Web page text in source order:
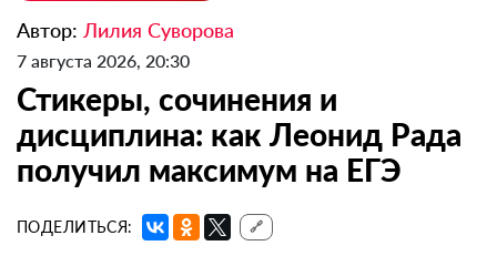
Автор: Лилия Суворова
7 августа 2026, 20:30
Стикеры, сочинения и
дисциплина: как Леонид Рада
получил максимум на ЕГЭ
ПОДЕЛИТЬСЯ: 🔗